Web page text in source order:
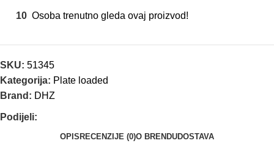
10 Osoba trenutno gleda ovaj proizvod!
SKU: 51345
Kategorija: Plate loaded
Brand: DHZ
Podijeli:
OPIS RECENZIJE (0)O BRENDUDOSTAVA